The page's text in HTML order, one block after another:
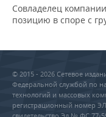
Совладелец
позицию в споре с
© 2015 - 2026 Сетевое
Федеральной службой по
технологий и массовых
регистрационный номер